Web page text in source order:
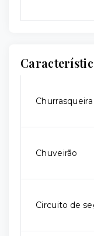
Chuveirão
Circuito de